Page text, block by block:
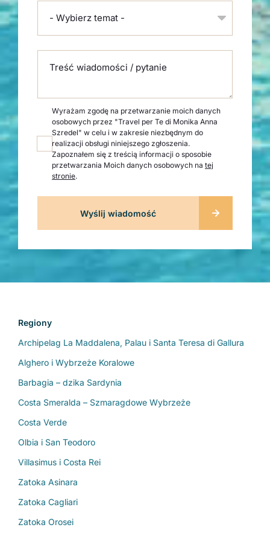
- Wybierz temat -
Treść wiadomości / pytanie
Wyrażam zgodę na przetwarzanie moich danych
osobowych przez "Travel per Te di Monika Anna
Szredel" w celu i w zakresie niezbędnym do
realizacji obsługi niniejszego zgłoszenia.
Zapoznałem się z treścią informacji o sposobie
przetwarzania Moich danych osobowych na tej
stronie.
Regiony
Archipelag La Maddalena, Palau i Santa Teresa di Gallura
Alghero i Wybrzeże Koralowe
Barbagia – dzika Sardynia
Costa Smeralda – Szmaragdowe Wybrzeże
Costa Verde
Olbia i San Teodoro
Villasimus i Costa Rei
Zatoka Asinara
Zatoka Cagliari
Zatoka Orosei